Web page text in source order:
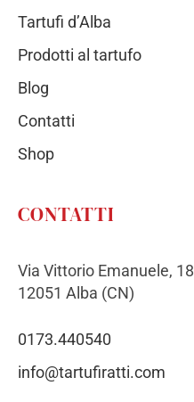
Tartufi d’Alba
Prodotti al tartufo
Blog
Contatti
Shop
CONTATTI
Via Vittorio Emanuele, 18
12051 Alba (CN)
0173.440540
info@tartufiratti.com